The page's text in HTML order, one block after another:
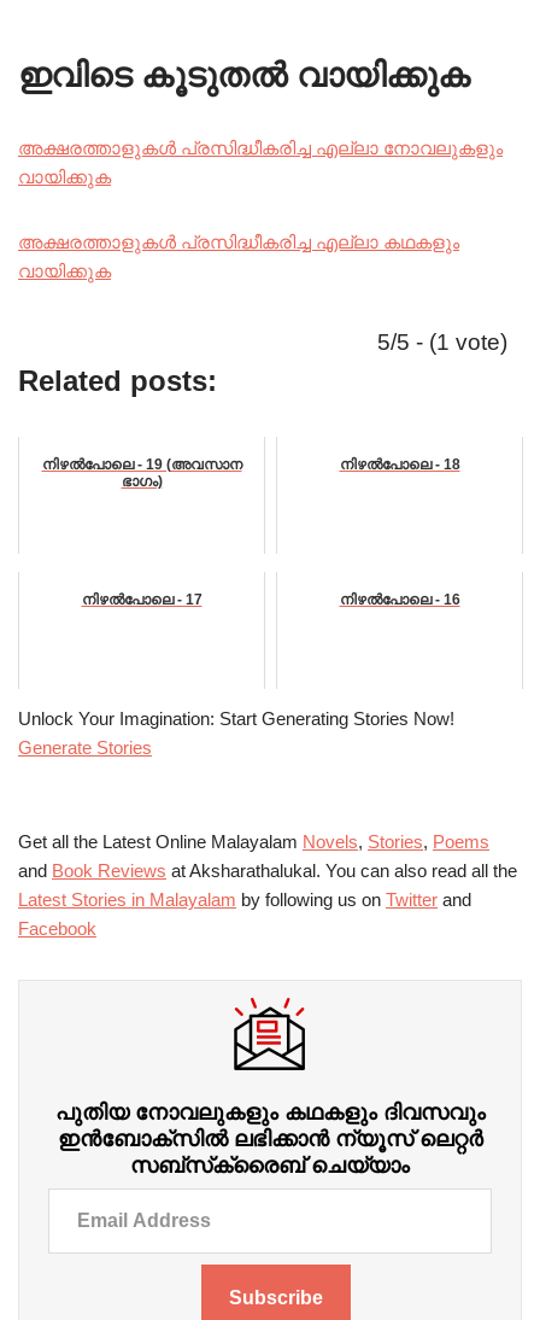
ഇവിടെ കൂടുതൽ വായിക്കുക
അക്ഷരത്താളുകൾ പ്രസിദ്ധീകരിച്ച എല്ലാ നോവലുകളും
വായിക്കുക
അക്ഷരത്താളുകൾ പ്രസിദ്ധീകരിച്ച എല്ലാ കഥകളും
വായിക്കുക
5/5 - (1 vote)
Related posts:
നിഴൽപോലെ - 19 (അവസാന
ഭാഗം)
നിഴൽപോലെ - 18
നിഴൽപോലെ - 17 നിഴൽപോലെ - 16
Unlock Your Imagination: Start Generating Stories Now!
Generate Stories
Get all the Latest Online Malayalam Novels, Stories, Poems
and Book Reviews at Aksharathalukal. You can also read all the
Latest Stories in Malayalam by following us on Twitter and
Facebook
പുതിയ നോവലുകളും കഥകളും ദിവസവും
ഇന്‍ബോക്‌സില്‍ ലഭിക്കാന്‍ ന്യൂസ് ലെറ്റർ
സബ്‌സ്‌ക്രൈബ് ചെയ്യാം
Subscribe